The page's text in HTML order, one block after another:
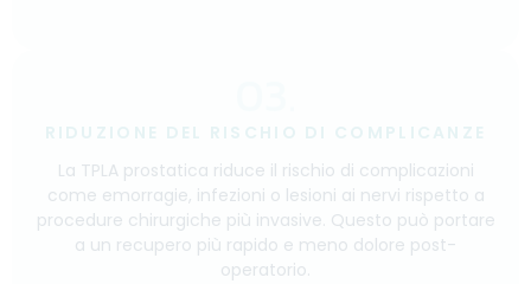
La TPLA prostatica riduce il rischio di complicazioni
come emorragie, infezioni o lesioni ai nervi rispetto a
procedure chirurgiche più invasive. Questo può portare
a un recupero più rapido e meno dolore post-
operatorio.